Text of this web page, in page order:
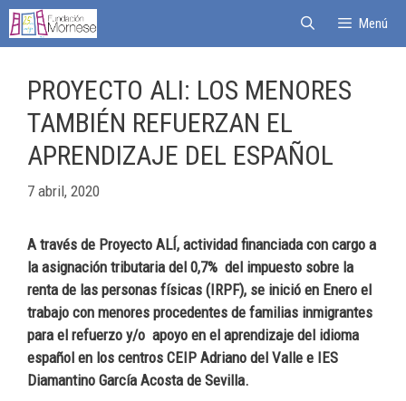
Menú
PROYECTO ALI: LOS MENORES
TAMBIÉN REFUERZAN EL
APRENDIZAJE DEL ESPAÑOL
7 abril, 2020
A través de Proyecto ALÍ, actividad financiada con cargo a
la asignación tributaria del 0,7% del impuesto sobre la
renta de las personas físicas (IRPF), se inició en Enero el
trabajo con menores procedentes de familias inmigrantes
para el refuerzo y/o apoyo en el aprendizaje del idioma
español en los centros CEIP Adriano del Valle e IES
Diamantino García Acosta de Sevilla.